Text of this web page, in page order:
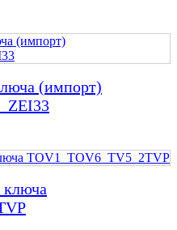
(импорт)
ключа